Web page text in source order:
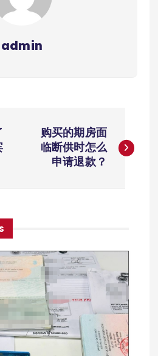
admin
购买的期房面
临断供时怎么
申请退款？